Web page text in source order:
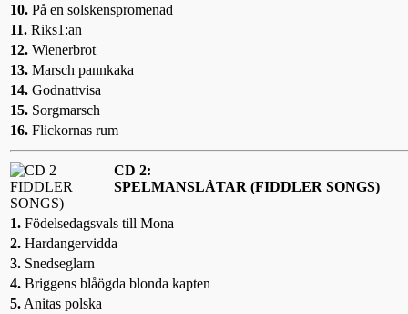
10. På en solskenspromenad
11. Riks1:an
12. Wienerbrot
13. Marsch pannkaka
14. Godnattvisa
15. Sorgmarsch
16. Flickornas rum
CD 2:
SPELMANSLÅTAR (FIDDLER SONGS)
1. Födelsedagsvals till Mona
2. Hardangervidda
3. Snedseglarn
4. Briggens blåögda blonda kapten
5. Anitas polska